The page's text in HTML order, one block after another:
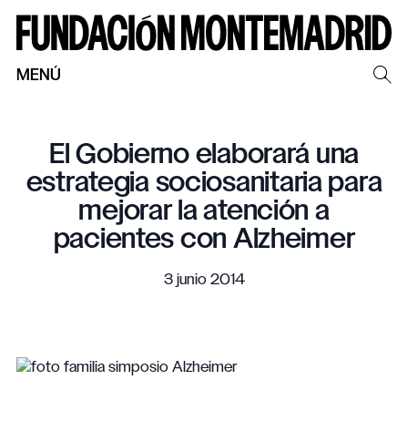
MENÚ
El Gobierno elaborará una
estrategia sociosanitaria para
mejorar la atención a
pacientes con Alzheimer
3 junio 2014